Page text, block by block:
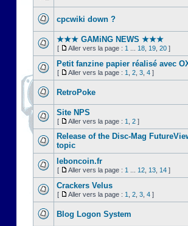
cpcwiki down ?
★★★ GAMiNG NEWS ★★★
[ Aller vers la page : 1 18 19 20 ]
Petit fanzine papier réalisé avec
[ Aller vers la page : 1 2 3 4 ]
RetroPoke
Site NPS
[ Aller vers la page : 1 2 ]
Release of the Disc-Mag
topic
leboncoin.fr
[ Aller vers la page : 1 12 13 14 ]
Crackers Velus
[ Aller vers la page : 1 2 3 4 ]
Blog Logon System